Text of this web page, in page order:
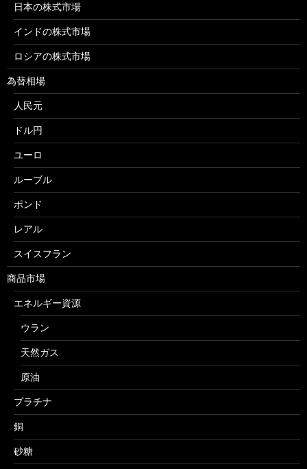
日本の株式市場
インドの株式市場
ロシアの株式市場
為替相場
人民元
ドル円
ユーロ
ルーブル
ポンド
レアル
スイスフラン
商品市場
エネルギー資源
ウラン
天然ガス
原油
プラチナ
銅
砂糖